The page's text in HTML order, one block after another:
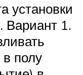
установки
Вариант 1.
полу